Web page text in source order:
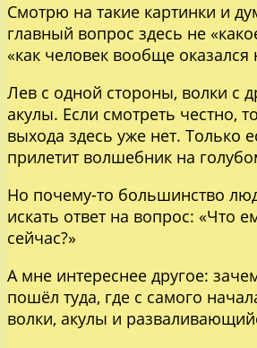
Смотрю на такие картинки и
главный вопрос здесь не
«как человек вообще оказался
Лев с одной стороны, волки с
акулы. Если смотреть честно,
выхода здесь уже нет. Только
прилетит волшебник на
Но почему-то большинство
искать ответ на вопрос: «Что
сейчас?»
А мне интереснее другое:
пошёл туда, где с самого
волки, акулы и